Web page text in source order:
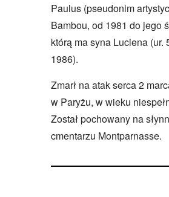
Paulus (pseudonim
Bambou, od 1981 do jego
którą ma syna Luciena (ur.
1986).
Zmarł na atak serca 2
w Paryżu, w wieku
Został pochowany na
cmentarzu Montparnasse.